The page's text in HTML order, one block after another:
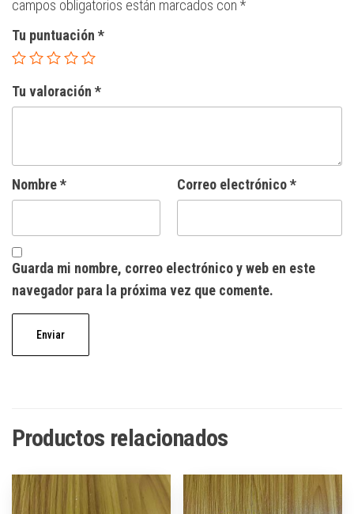
campos obligatorios están marcados con *
Tu puntuación *
Tu valoración *
Nombre* Correo electrónico*
Guarda mi nombre, correo electrónico y web en este
navegador para la próxima vez que comente.
Productos relacionados